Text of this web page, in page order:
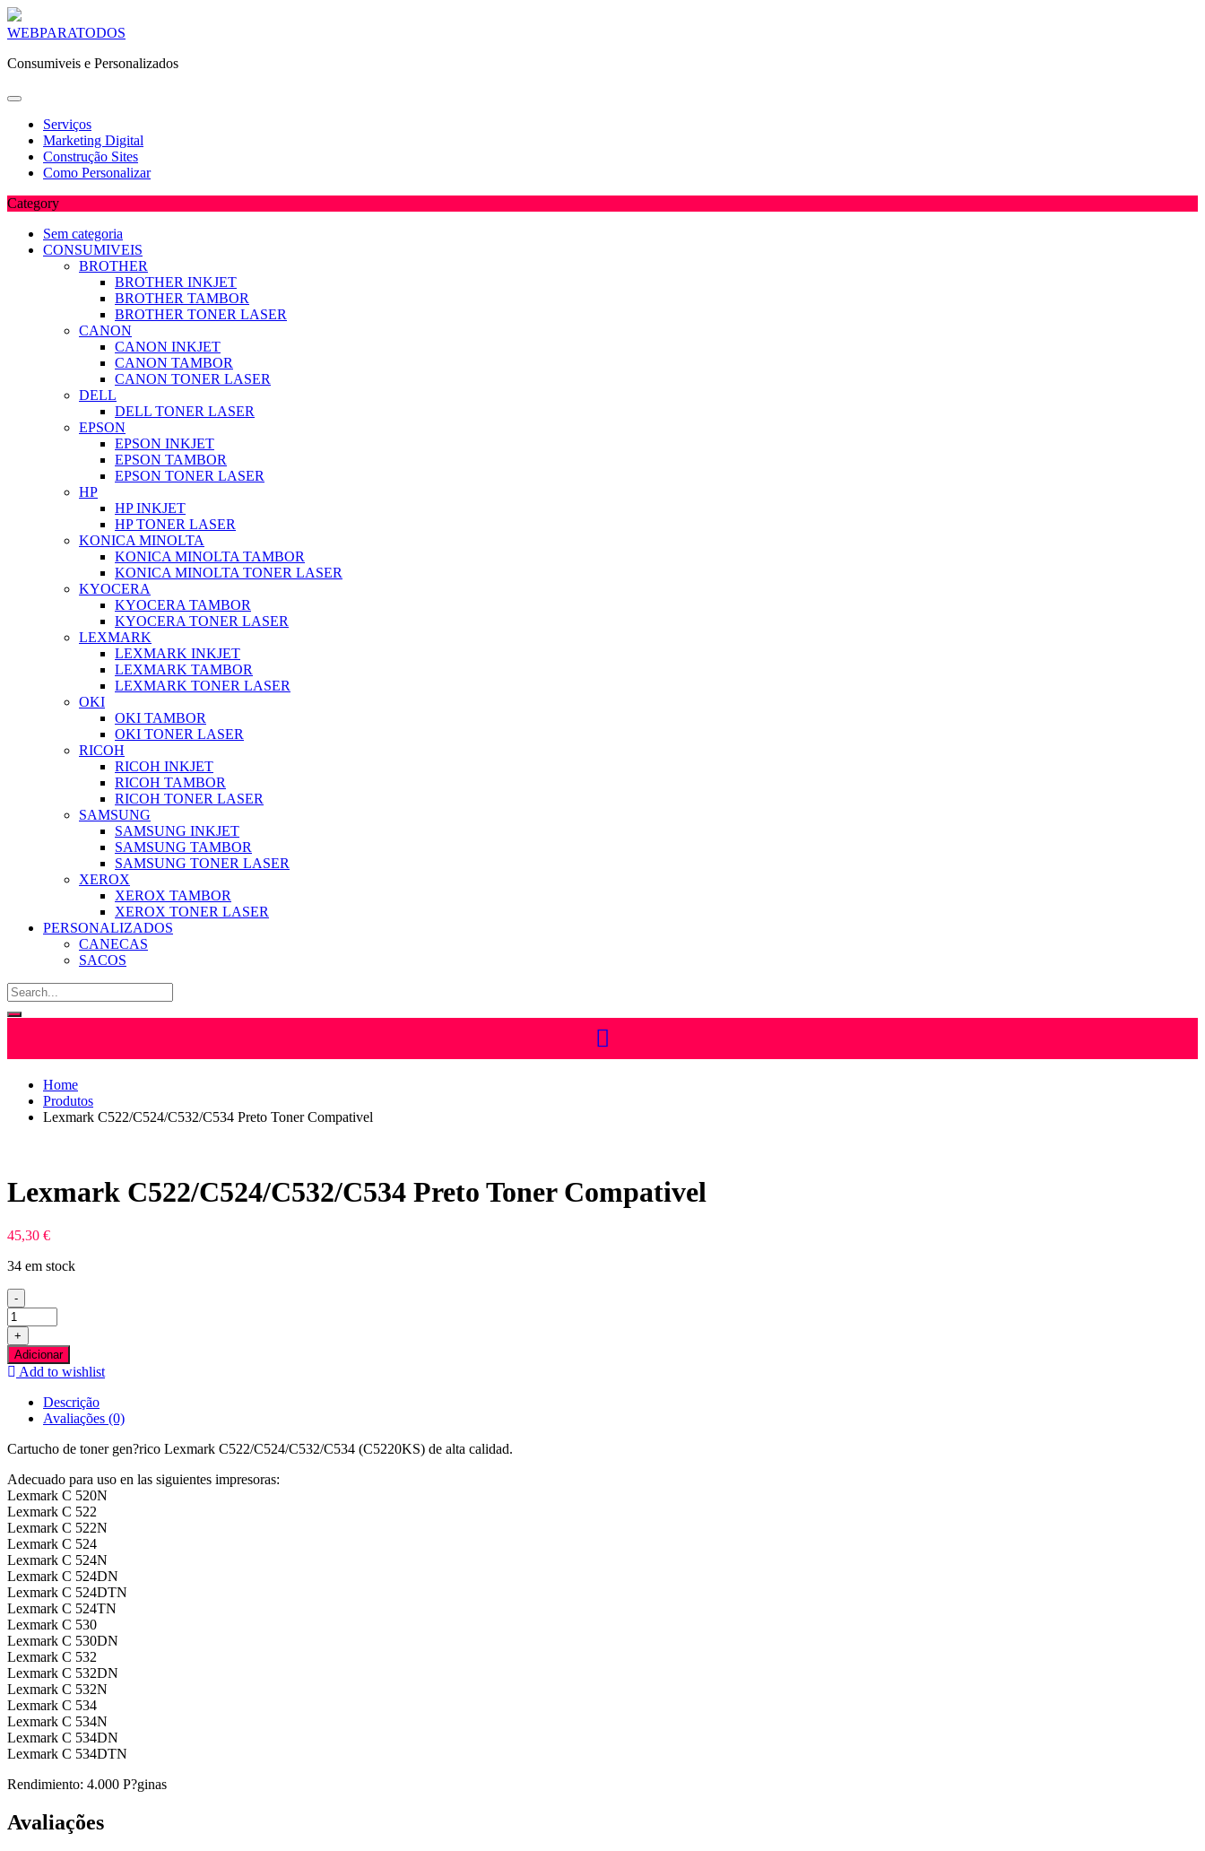
Skip
content
WEBPARATODOS
Consumiveis e Personalizados
Serviços
Marketing Digital
Construção Sites
Como Personalizar
Category
Sem categoria
CONSUMIVEIS
BROTHER
BROTHER INKJET
BROTHER TAMBOR
BROTHER TONER LASER
CANON
CANON INKJET
CANON TAMBOR
CANON TONER LASER
DELL
DELL TONER LASER
EPSON
EPSON INKJET
EPSON TAMBOR
EPSON TONER LASER
HP
HP INKJET
HP TONER LASER
KONICA MINOLTA
KONICA MINOLTA TAMBOR
KONICA MINOLTA TONER LASER
KYOCERA
KYOCERA TAMBOR
KYOCERA TONER LASER
LEXMARK
LEXMARK INKJET
LEXMARK TAMBOR
LEXMARK TONER LASER
OKI
OKI TAMBOR
OKI TONER LASER
RICOH
RICOH INKJET
RICOH TAMBOR
RICOH TONER LASER
SAMSUNG
SAMSUNG INKJET
SAMSUNG TAMBOR
SAMSUNG TONER LASER
XEROX
XEROX TAMBOR
XEROX TONER LASER
PERSONALIZADOS
CANECAS
SACOS
Home
Produtos
Lexmark C522/C524/C532/C534 Preto Toner Compativel
Lexmark C522/C524/C532/C534 Preto Toner Compativel
45,30 €
34 em stock
-
Quantidade
de
Lexmark
C522/C524/C532/C534
Preto
Compativel
+
Adicionar
Add to wishlist
Descrição
Avaliações (0)
Cartucho de toner gen?rico Lexmark C522/C524/C532/C534 (C5220KS) de alta calidad.
Adecuado para uso en las siguientes impresoras:
Lexmark C 520N
Lexmark C 522
Lexmark C 522N
Lexmark C 524
Lexmark C 524N
Lexmark C 524DN
Lexmark C 524DTN
Lexmark C 524TN
Lexmark C 530
Lexmark C 530DN
Lexmark C 532
Lexmark C 532DN
Lexmark C 532N
Lexmark C 534
Lexmark C 534N
Lexmark C 534DN
Lexmark C 534DTN
Rendimiento: 4.000 P?ginas
Avaliações